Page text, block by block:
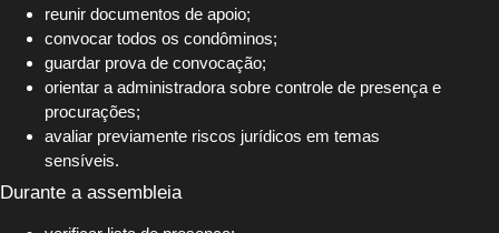
reunir documentos de apoio;
convocar todos os condôminos;
guardar prova de convocação;
orientar a administradora sobre controle de presença e
procurações;
avaliar previamente riscos jurídicos em temas
sensíveis.
Durante a assembleia